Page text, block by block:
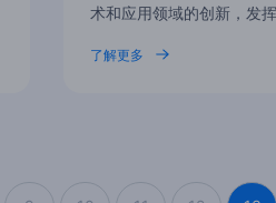
术和应用领域的创新，发
了解更多